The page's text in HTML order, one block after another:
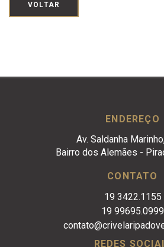
VOLTAR
ENDEREÇO
Av. Saldanha
Bairro dos Alemães -
CONTATO
19 3422.1155
19 99695.0999
REDES